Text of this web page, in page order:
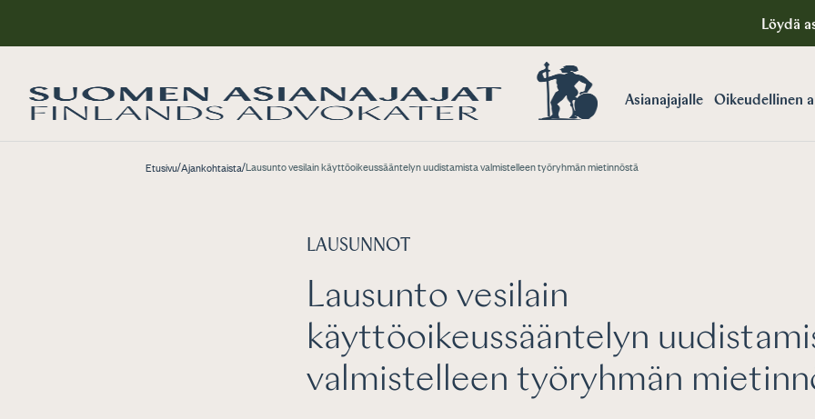
Löydä
Asianajajalle Oikeudellinen
Etusivu/Ajankohtaista/Lausunto vesilain käyttöoikeussääntelyn uudistamista valmistelleen työryhmän mietinnöstä
LAUSUNNOT
Lausunto vesilain
käyttöoikeussääntelyn
valmistelleen työryhmän